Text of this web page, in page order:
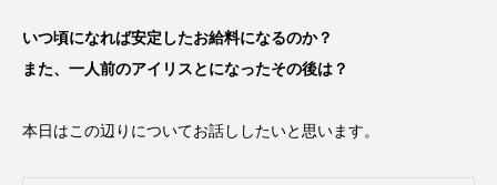
いつ頃になれば安定したお給料になるのか？
また、一人前のアイリスとになったその後は？
本日はこの辺りについてお話ししたいと思います。